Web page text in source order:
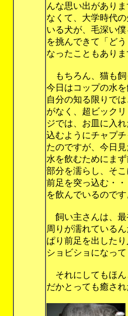
んな思い出があり
なくて、大学時代
いる犬が、毛深い
を挑んできて「ど
なったこともありま
もちろん、猫も飼
今日はコップの水を
自分の知る限りで
がなく、超ビック
ジでは、お皿に入
込むようにチャプ
たのですが、今日
水を飲むためにま
部分を濡らし、そ
前足を突っ込む・
を飲んでいるのです
飼い主さんは、最
周りが濡れている
ぱり前足を出した
ショビショになって
それにしてもほん
だかとっても癒さ